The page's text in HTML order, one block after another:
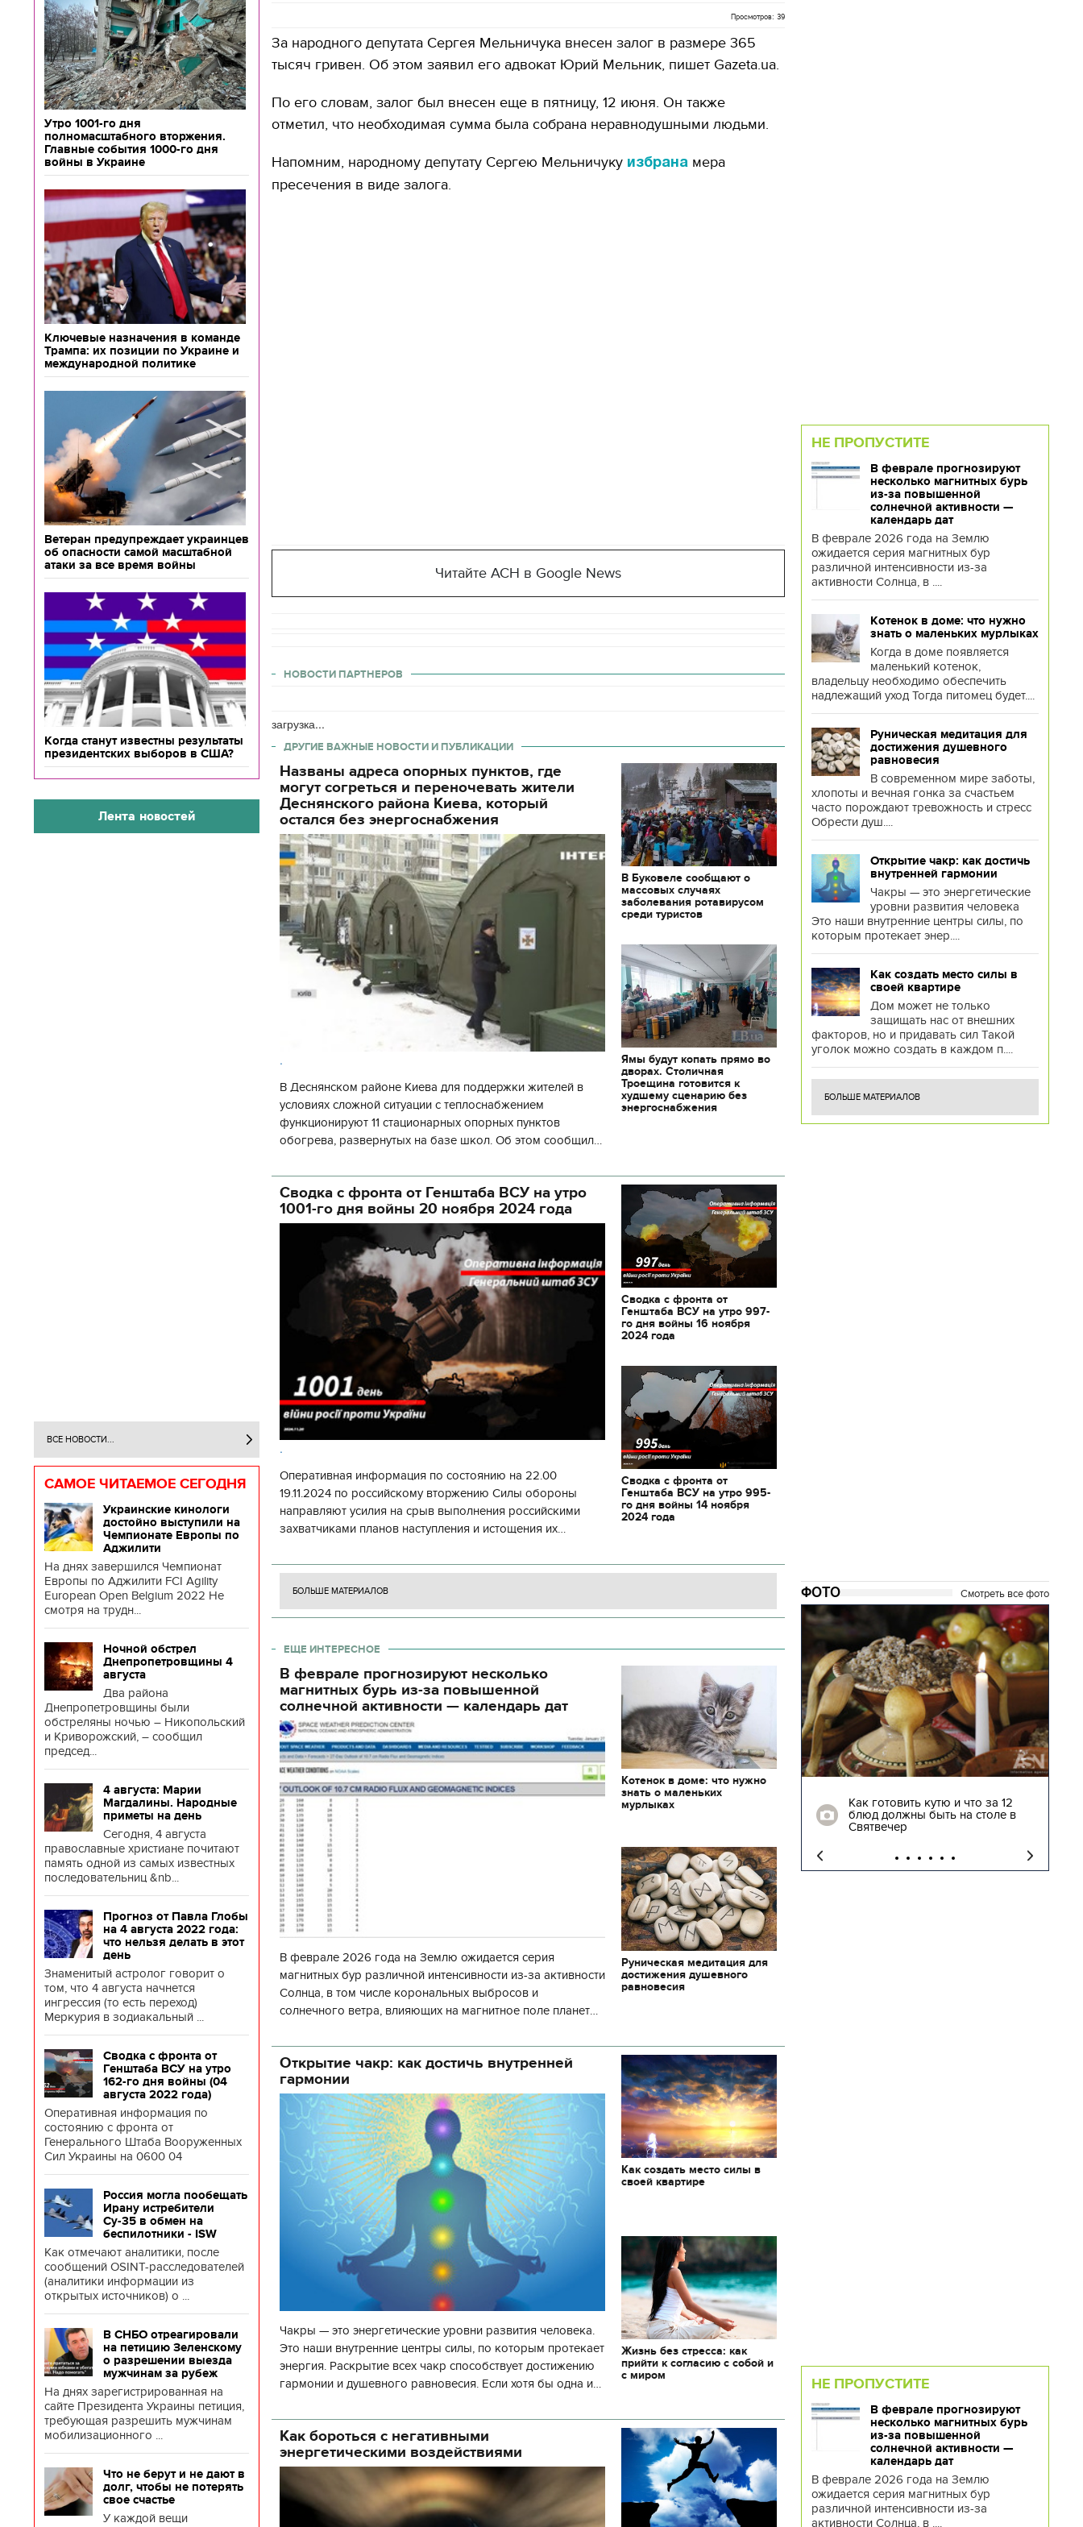
Утро 1001-го дня
полномасштабного вторжения.
Главные события 1000-го дня
войны в Украине
Ключевые назначения в команде
Трампа: их позиции по Украине и
международной политике
Ветеран предупреждает украинцев
об опасности самой масштабной
атаки за все время войны
Когда станут известны результаты
президентских выборов в США?
Лента новостей
ВСЕ НОВОСТИ...
САМОЕ ЧИТАЕМОЕ СЕГОДНЯ
Украинские кинологи
достойно выступили на
Чемпионате Европы по
Аджилити
На днях завершился Чемпионат
Европы по Аджилити FCI Agility
European Open Belgium 2022 Не
смотря на трудн...
Ночной обстрел
Днепропетровщины 4
августа
Два района
Днепропетровщины были
обстреляны ночью – Никопольский
и Криворожский, – сообщил
председ...
4 августа: Марии
Магдалины. Народные
приметы на день
Сегодня, 4 августа
православные христиане почитают
память одной из самых известных
последовательниц &nb...
Прогноз от Павла Глобы
на 4 августа 2022 года:
что нельзя делать в этот
день
Знаменитый астролог говорит о
том, что 4 августа начнется
ингрессия (то есть переход)
Меркурия в зодиакальный ...
Сводка с фронта от
Генштаба ВСУ на утро
162-го дня войны (04
августа 2022 года)
Оперативная информация по
состоянию с фронта от
Генерального Штаба Вооруженных
Сил Украины на 0600 04
Россия могла пообещать
Ирану истребители
Су-35 в обмен на
беспилотники - ISW
Как отмечают аналитики, после
сообщений OSINT-расследователей
(аналитики информации из
открытых источников) о ...
В СНБО отреагировали
на петицию Зеленскому
о разрешении выезда
мужчинам за рубеж
На днях зарегистрированная на
сайте Президента Украины петиция,
требующая разрешить мужчинам
мобилизационного ...
Что не берут и не дают в
долг, чтобы не потерять
свое счастье
У каждой вещи
Просмотров: 39
За народного депутата Сергея Мельничука внесен залог в размере 365
тысяч гривен. Об этом заявил его адвокат Юрий Мельник, пишет Gazeta.ua.
По его словам, залог был внесен еще в пятницу, 12 июня. Он также
отметил, что необходимая сумма была собрана неравнодушными людьми.
Напомним, народному депутату Сергею Мельничуку избрана мера
пресечения в виде залога.
Читайте АСН в Google News
НОВОСТИ ПАРТНЕРОВ
загрузка...
ДРУГИЕ ВАЖНЫЕ НОВОСТИ И ПУБЛИКАЦИИ
Названы адреса опорных пунктов, где
могут согреться и переночевать жители
Деснянского района Киева, который
остался без энергоснабжения
.
В Деснянском районе Киева для поддержки жителей в
условиях сложной ситуации с теплоснабжением
функционируют 11 стационарных опорных пунктов
обогрева, развернутых на базе школ. Об этом сообщил
государственной а
В Буковеле сообщают о
массовых случаях
заболевания ротавирусом
среди туристов
Ямы будут копать прямо во
дворах. Столичная
Троещина готовится к
худшему сценарию без
энергоснабжения
Сводка с фронта от Генштаба ВСУ на утро
1001-го дня войны 20 ноября 2024 года
.
Оперативная информация по состоянию на 22.00
19.11.2024 по российскому вторжению Силы обороны
направляют усилия на срыв выполнения российскими
захватчиками планов наступления и истощения их
боевых ст
Сводка с фронта от
Генштаба ВСУ на утро 997-
го дня войны 16 ноября
2024 года
Сводка с фронта от
Генштаба ВСУ на утро 995-
го дня войны 14 ноября
2024 года
БОЛЬШЕ МАТЕРИАЛОВ
ЕЩЕ ИНТЕРЕСНОЕ
В феврале прогнозируют несколько
магнитных бурь из-за повышенной
солнечной активности — календарь дат
В феврале 2026 года на Землю ожидается серия
магнитных бур различной интенсивности из-за активности
Солнца, в том числе корональных выбросов и
солнечного ветра, влияющих на магнитное поле планеты.
об
Котенок в доме: что нужно
знать о маленьких
мурлыках
Руническая медитация для
достижения душевного
равновесия
Открытие чакр: как достичь внутренней
гармонии
Чакры — это энергетические уровни развития человека.
Это наши внутренние центры силы, по которым протекает
энергия. Раскрытие всех чакр способствует достижению
гармонии и душевного равновесия. Если хотя бы одна и
Как создать место силы в
своей квартире
Жизнь без стресса: как
прийти к согласию с собой и
с миром
Как бороться с негативными
энергетическими воздействиями
НЕ ПРОПУСТИТЕ
В феврале прогнозируют
несколько магнитных бурь
из-за повышенной
солнечной активности —
календарь дат
В феврале 2026 года на Землю
ожидается серия магнитных бур
различной интенсивности из-за
активности Солнца, в ....
Котенок в доме: что нужно
знать о маленьких мурлыках
Когда в доме появляется
маленький котенок,
владельцу необходимо обеспечить
надлежащий уход Тогда питомец будет....
Руническая медитация для
достижения душевного
равновесия
В современном мире заботы,
хлопоты и вечная гонка за счастьем
часто порождают тревожность и стресс
Обрести душ....
Открытие чакр: как достичь
внутренней гармонии
Чакры — это энергетические
уровни развития человека
Это наши внутренние центры силы, по
которым протекает энер....
Как создать место силы в
своей квартире
Дом может не только
защищать нас от внешних
факторов, но и придавать сил Такой
уголок можно создать в каждом п....
БОЛЬШЕ МАТЕРИАЛОВ
ФОТО Смотреть все фото
11.10.2017 | 16:22
Времена Руси: как выглядят
декорации к фильму
Как готовить кутю и что за 12
блюд должны быть на столе в
Святвечер
НЕ ПРОПУСТИТЕ
В феврале прогнозируют
несколько магнитных бурь
из-за повышенной
солнечной активности —
календарь дат
В феврале 2026 года на Землю
ожидается серия магнитных бур
различной интенсивности из-за
активности Солнца, в ....